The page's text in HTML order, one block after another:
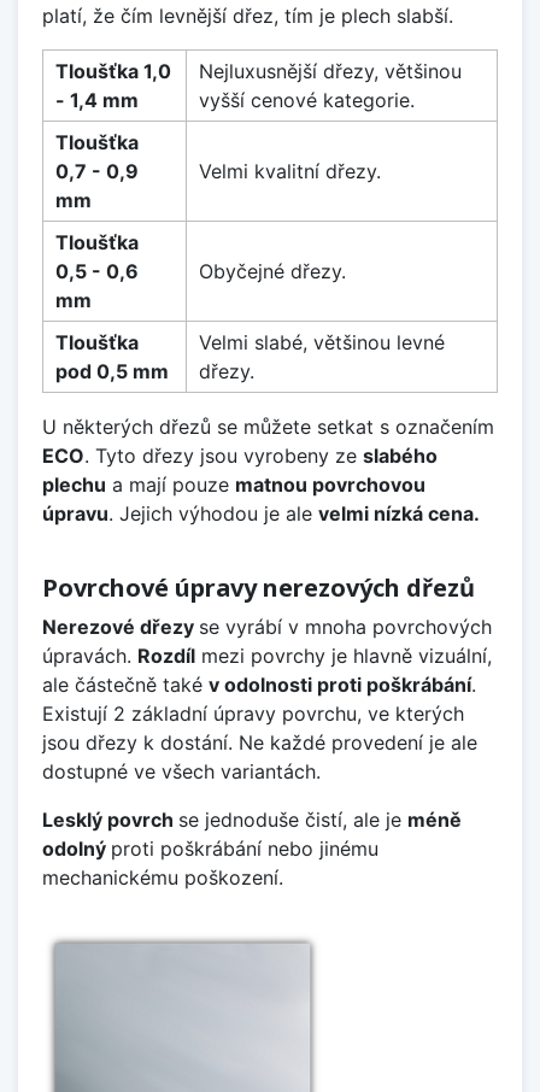
platí, že čím levnější dřez, tím je plech slabší.
Tloušťka 1,0
- 1,4 mm
Nejluxusnější dřezy, většinou
vyšší cenové kategorie.
Tloušťka
0,7 - 0,9
mm
Velmi kvalitní dřezy.
Tloušťka
0,5 - 0,6
mm
Obyčejné dřezy.
Tloušťka
pod 0,5 mm
Velmi slabé, většinou levné
dřezy.
U některých dřezů se můžete setkat s označením
ECO. Tyto dřezy jsou vyrobeny ze slabého
plechu a mají pouze matnou povrchovou
úpravu. Jejich výhodou je ale velmi nízká cena.
Povrchové úpravy nerezových dřezů
Nerezové dřezy se vyrábí v mnoha povrchových
úpravách. Rozdíl mezi povrchy je hlavně vizuální,
ale částečně také v odolnosti proti poškrábání.
Existují 2 základní úpravy povrchu, ve kterých
jsou dřezy k dostání. Ne každé provedení je ale
dostupné ve všech variantách.
Lesklý povrch se jednoduše čistí, ale je méně
odolný proti poškrábání nebo jinému
mechanickému poškození.